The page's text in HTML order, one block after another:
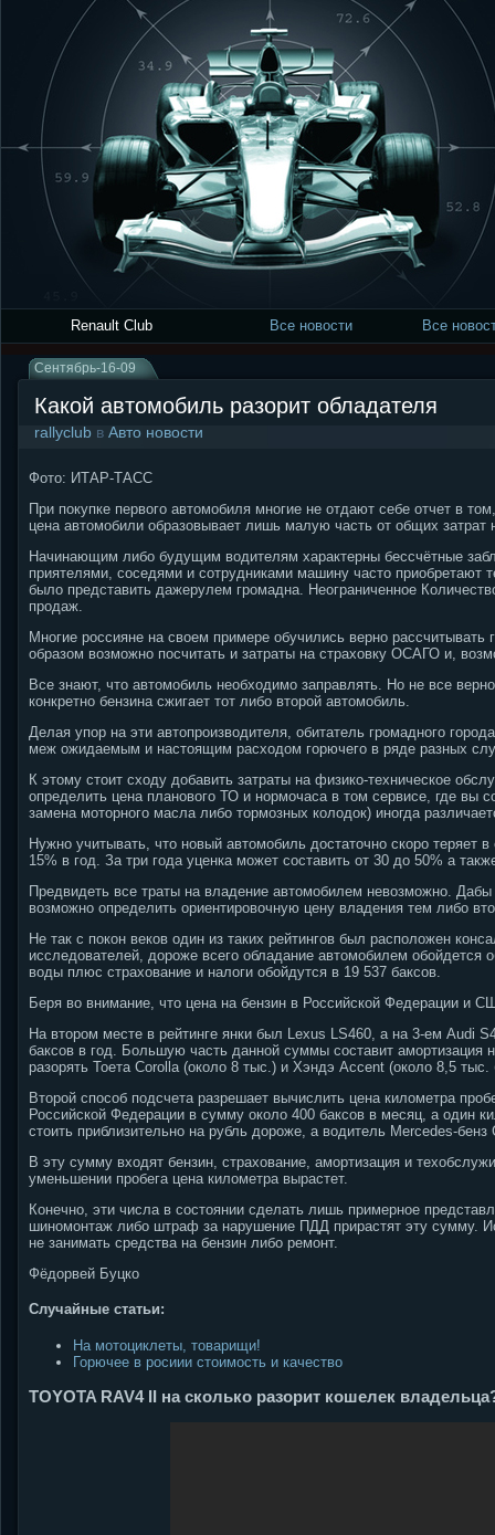
Renault Club Все новости Все
Сентябрь-16-09
Какой автомобиль разорит обладателя
rallyclub в Авто новости
Фото: ИТАР-ТАСС
При покупке первого автомобиля многие не отдают себе отчет в
цена автомобили образовывает лишь малую часть от общих
Начинающим либо будущим водителям характерны бессчётные
приятелями, соседями и сотрудниками машину часто приобретают
было представить дажерулем громадна. Неограниченное
продаж.
Многие россияне на своем примере обучились верно
образом возможно посчитать и затраты на страховку ОСАГО и,
Все знают, что автомобиль необходимо заправлять. Но не все
конкретно бензина сжигает тот либо второй автомобиль.
Делая упор на эти автопроизводителя, обитатель громадного
меж ожидаемым и настоящим расходом горючего в ряде разных
К этому стоит сходу добавить затраты на физико-техническое
определить цена планового ТО и нормочаса в том сервисе, где вы
замена моторного масла либо тормозных колодок) иногда
Нужно учитывать, что новый автомобиль достаточно скоро теряет
15% в год. За три года уценка может составить от 30 до 50% а
Предвидеть все траты на владение автомобилем невозможно.
возможно определить ориентировочную цену владения тем либо
Не так с покон веков один из таких рейтингов был расположен
исследователей, дороже всего обладание автомобилем
воды плюс страхование и налоги обойдутся в 19 537 баксов.
Беря во внимание, что цена на бензин в Российской Федерации и
На втором месте в рейтинге янки был Lexus LS460, а на 3-ем Audi
баксов в год. Большую часть данной суммы составит амортизация
разорять Тоета Corolla (около 8 тыс.) и Хэндэ Accent (около 8,5 тыс.
Второй способ подсчета разрешает вычислить цена километра
Российской Федерации в сумму около 400 баксов в месяц, а один
стоить приблизительно на рубль дороже, а водитель Mercedes-
В эту сумму входят бензин, страхование, амортизация и
уменьшении пробега цена километра вырастет.
Конечно, эти числа в состоянии сделать лишь примерное
шиномонтаж либо штраф за нарушение ПДД прирастят эту сумму.
не занимать средства на бензин либо ремонт.
Фёдорвей Буцко
Случайные статьи:
На мотоциклеты, товарищи!
Горючее в росиии стоимость и качество
TOYOTA RAV4 II на сколько разорит кошелек